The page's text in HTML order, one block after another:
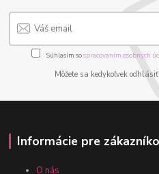
Súhlasím sospracovaním osobných
Môžete sa kedykoľvek
Informácie pre
O nás